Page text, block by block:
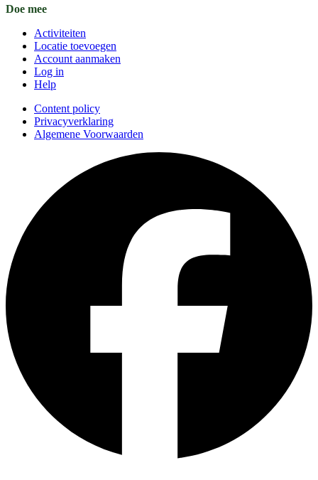
Doe mee
Activiteiten
Locatie toevoegen
Account aanmaken
Log in
Help
Content policy
Privacyverklaring
Algemene Voorwaarden